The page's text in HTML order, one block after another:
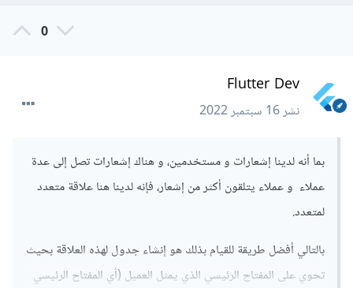
0
Flutter Dev
نشر16 سبتمبر 2022
بما أنه لدينا إشعارات و مستخدمين، و هناك إشعارات تصل إلى عدة
عملاء و عملاء يتلقون أكثر من إشعار، فإنه لدينا هنا علاقة متعدد
لمتعدد.
بالتالي أفضل طريقة للقيام بذلك هو إنشاء جدول لهذه العلاقة بحيث
تحوي على المفتاح الرئيسي الذي يمثل العميل (أي المفتاح الرئيسي